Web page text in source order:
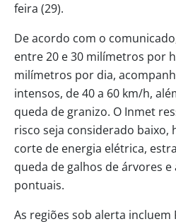
feira (29).
De acordo com o
entre 20 e 30 milímetros por
milímetros por dia,
intensos, de 40 a 60 km/h,
queda de granizo. O Inmet
risco seja considerado baixo,
corte de energia elétrica,
queda de galhos de árvores
pontuais.
As regiões sob alerta